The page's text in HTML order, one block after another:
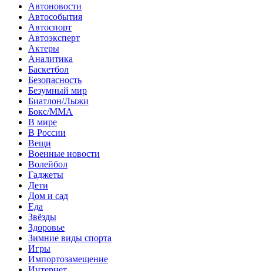
Автоновости
Автособытия
Автоспорт
Автоэксперт
Актеры
Аналитика
Баскетбол
Безопасность
Безумный мир
Биатлон/Лыжи
Бокс/MMA
В мире
В России
Вещи
Военные новости
Волейбол
Гаджеты
Дети
Дом и сад
Еда
Звёзды
Здоровье
Зимние виды спорта
Игры
Импортозамещение